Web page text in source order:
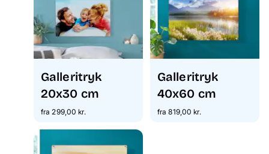
Galleritryk
20x30 cm
fra 299,00 kr.
Galleritryk
40x60 cm
fra 819,00 kr.